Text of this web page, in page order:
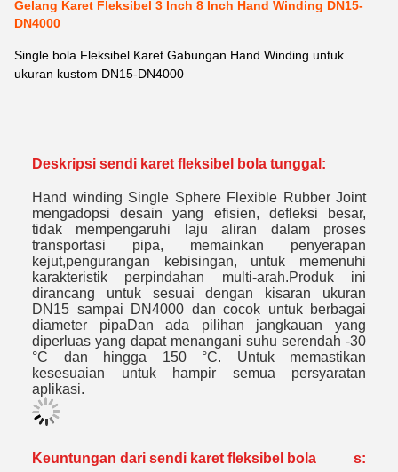
Gelang Karet Fleksibel 3 Inch 8 Inch Hand Winding DN15-
DN4000
Single bola Fleksibel Karet Gabungan Hand Winding untuk
ukuran kustom DN15-DN4000
Deskripsi sendi karet fleksibel bola tunggal:
Hand winding Single Sphere Flexible Rubber Joint
mengadopsi desain yang efisien, defleksi besar,
tidak mempengaruhi laju aliran dalam proses
transportasi pipa, memainkan penyerapan
kejut,pengurangan kebisingan, untuk memenuhi
karakteristik perpindahan multi-arah.Produk ini
dirancang untuk sesuai dengan kisaran ukuran
DN15 sampai DN4000 dan cocok untuk berbagai
diameter pipaDan ada pilihan jangkauan yang
diperluas yang dapat menangani suhu serendah -30
°C dan hingga 150 °C. Untuk memastikan
kesesuaian untuk hampir semua persyaratan
aplikasi.
Keuntungan dari sendi karet fleksibel bola
s: